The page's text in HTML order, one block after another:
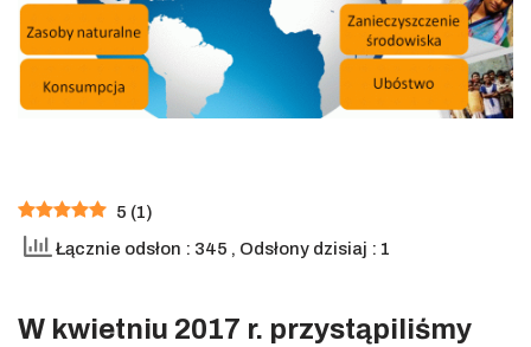
5 (1)
Łącznie odsłon : 345 , Odsłony dzisiaj : 1
W kwietniu 2017 r. przystąpiliśmy